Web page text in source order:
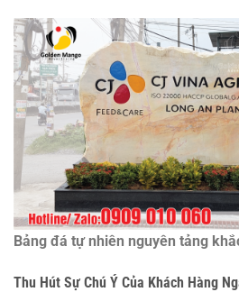
Bảng đá tự nhiên nguyên tảng
Thu Hút Sự Chú Ý Của Khách Hàng